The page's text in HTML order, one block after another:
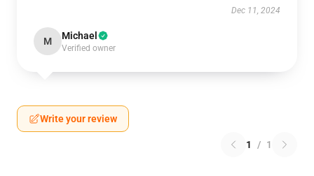
Dec 11, 2024
M Michael
Verified owner
Write your review
1 / 1